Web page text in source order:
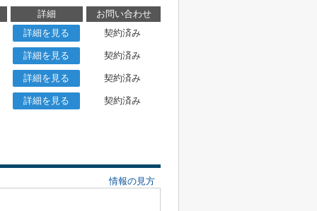
詳細
お問い合わせ
詳細を見る
契約済み
詳細を見る 契約済み
詳細を見る 契約済み
詳細を見る 契約済み
情報の見方